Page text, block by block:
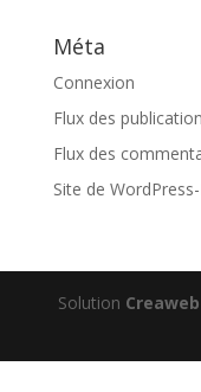
Méta
Connexion
Flux des
Flux des
Site de
Solution Creaweb